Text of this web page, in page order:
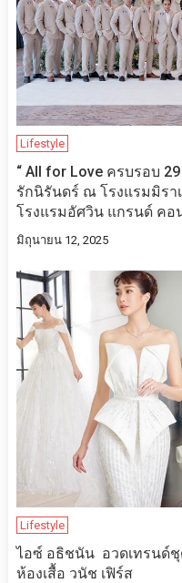
Lifestyle
“ All for Love ครบรอบ
รักนิรันดร์ ณ โรงแรมมิรา
โรงแรมอัศวิน แกรนด์ คอ
มิถุนายน 12, 2025
Lifestyle
ไอซ์ อธิชนัน อวดเทรนด์ชุ
ห้องเสื้อ วนัช เฟิร์ส